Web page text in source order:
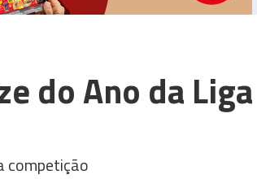
do Ano da Liga
competição